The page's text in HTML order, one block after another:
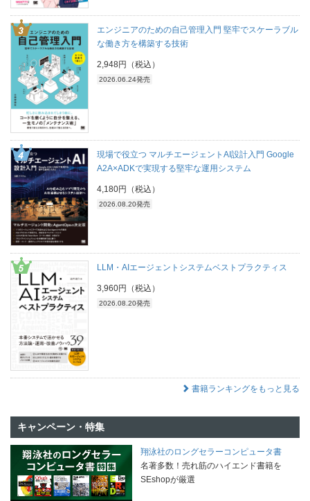
エンジニアのための自己管理入門 堅牢でスケーラブル
な働き方を構築する技術
2,948円（税込）
2026.06.24発売
現場で役立つ マルチエージェントAI設計入門 Google
A2A×ADKで実現する堅牢な運用システム
4,180円（税込）
2026.08.20発売
LLM・AIエージェントシステムベストプラクティス
3,960円（税込）
2026.08.20発売
書籍ランキングをもっと見る
キャンペーン・特集
翔泳社のロングセラーコンピュータ書
名著多数！売れ筋のハイエンド書籍を
SEshopが厳選